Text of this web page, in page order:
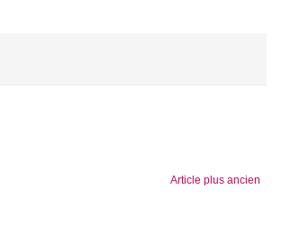
Article plus ancien